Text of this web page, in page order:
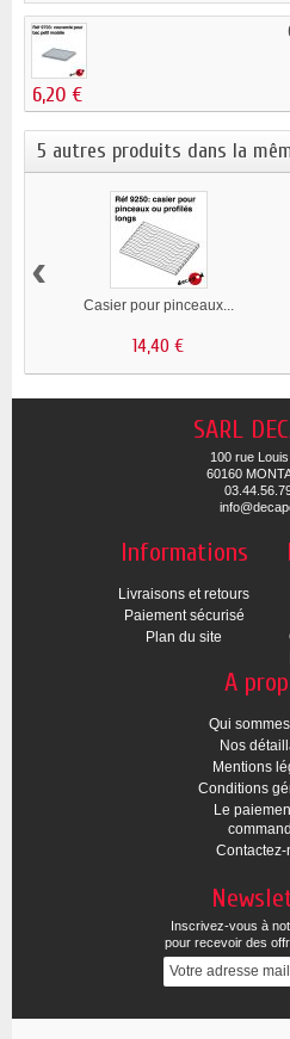
6,20 €
5 autres produits dans la
Casier pour pinceaux...
14,40 €
‹
SARL
100 rue
60160
Informations
Livraisons et retours
Paiement sécurisé
Plan du site
A
Qui
Nos
Mentions
Conditions
Le
Contactez-
Inscrivez-vous à
pour recevoir des